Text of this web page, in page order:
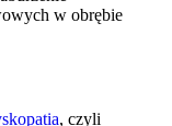
w obrębie
, czyli